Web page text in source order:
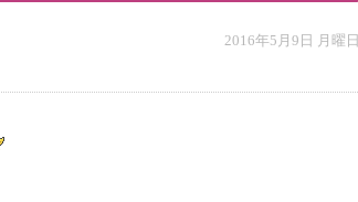
2016年5月9日 月曜日